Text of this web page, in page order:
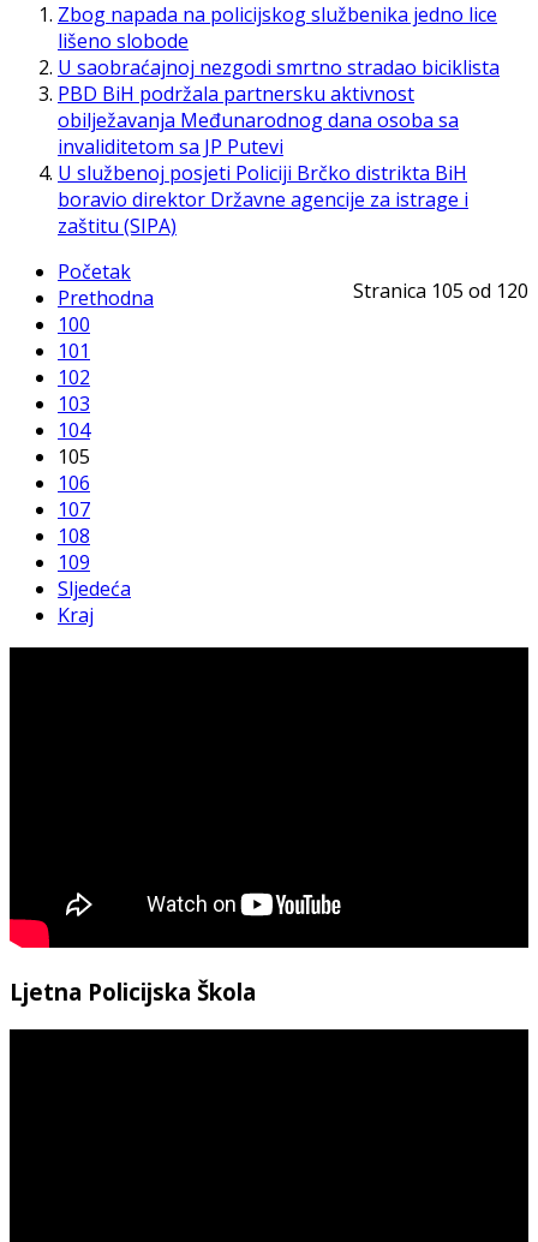
Zbog napada na policijskog službenika jedno lice
lišeno slobode
U saobraćajnoj nezgodi smrtno stradao biciklista
PBD BiH podržala partnersku aktivnost
obilježavanja Međunarodnog dana osoba sa
invaliditetom sa JP Putevi
U službenoj posjeti Policiji Brčko distrikta BiH
boravio direktor Državne agencije za istrage i
zaštitu (SIPA)
Stranica 105 od 120
Početak
Prethodna
100
101
102
103
104
105
106
107
108
109
Sljedeća
Kraj
Ljetna Policijska Škola